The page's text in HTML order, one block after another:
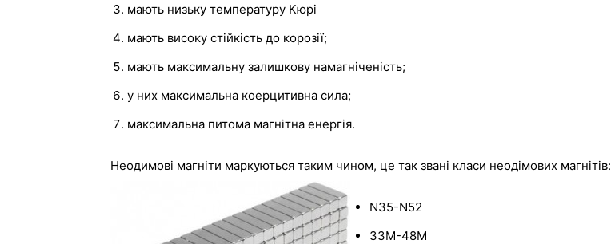
мають низьку температуру Кюрі
мають високу стійкість до корозії;
мають максимальну залишкову намагніченість;
у них максимальна коерцитивна сила;
максимальна питома магнітна енергія.
Неодимові магніти маркуються таким чином, це так звані класи неодімових магнітів:
N35-N52
33M-48M